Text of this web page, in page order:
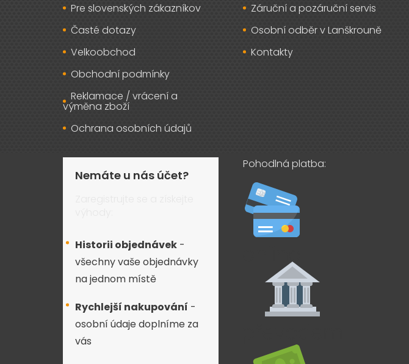
Pre slovenských zákazníkov
Časté dotazy
Velkoobchod
Obchodní podmínky
Reklamace / vrácení a
výměna zboží
Ochrana osobních údajů
Záruční a pozáruční servis
Osobní odběr v Lanškrouně
Kontakty
Nemáte u nás účet?
Historii objednávek -
všechny vaše objednávky
na jednom místě
Rychlejší nakupování -
osobní údaje doplníme za
vás
Pohodlná platba: